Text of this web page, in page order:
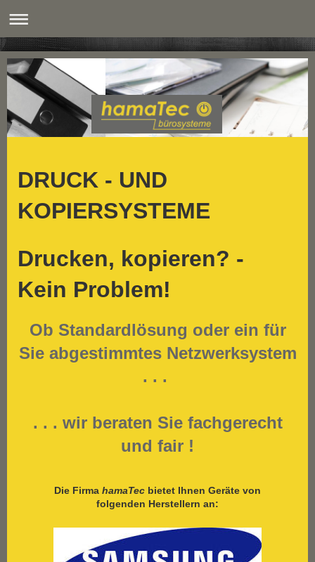
DRUCK - UND
KOPIERSYSTEME
Drucken, kopieren? -
Kein Problem!
Ob Standardlösung oder ein für
Sie abgestimmtes Netzwerksystem
. . .
. . . wir beraten Sie fachgerecht
und fair !
Die Firma hamaTec bietet Ihnen Geräte von
folgenden Herstellern an: